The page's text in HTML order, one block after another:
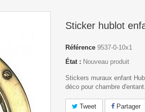
Sticker hublot
Référence 9537-0-10x1
État : Nouveau produit
Stickers muraux enfant
déco pour chambre d'entant.
Tweet Partager